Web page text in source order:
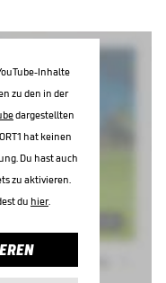
Inhalte
zu den in der
dargestellten
hat keinen
Du hast auch
zu aktivieren.
du hier.